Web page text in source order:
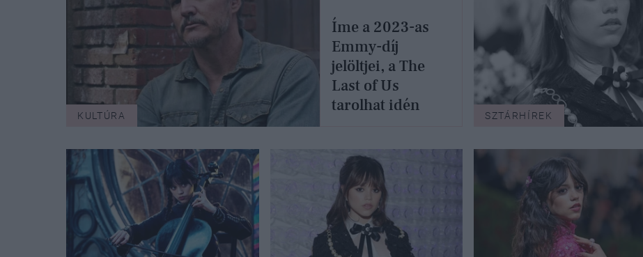
KULTÚRA
Íme a 2023-as
Emmy-díj
jelöltjei, a The
Last of Us
tarolhat idén
SZTÁRHÍREK